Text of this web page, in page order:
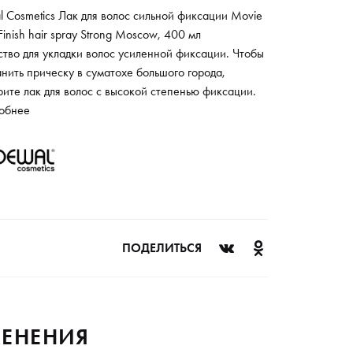
Cosmetics Лак для волос сильной фиксации Movie
hair spray Strong Moscow, 400 мл
для укладки волос усиленной фиксации. Чтобы
прическу в суматохе большого города,
лак для волос с высокой степенью фиксации.
локоны, не утяжеляет их и сохраняет
всего дня. Независимо от того, в какой
вы окажетесь, будь то в тесноте метро
ПОДЕЛИТЬСЯ